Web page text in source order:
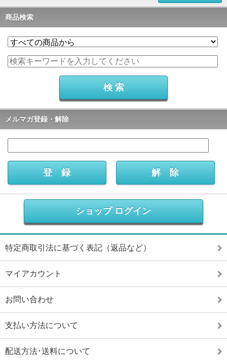
商品検索
メルマガ登録・解除
ショップ ログイン
特定商取引法に基づく表記（返品など）
マイアカウント
お問い合わせ
支払い方法について
配送方法･送料について